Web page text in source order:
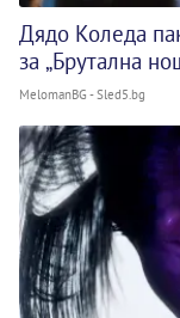
Дядо Коледа
за „Брутална
MelomanBG - Sled5.bg